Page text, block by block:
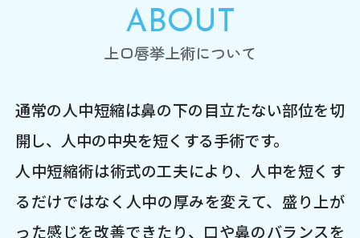
ABOUT
上口唇挙上術について
通常の人中短縮は鼻の下の目立たない部位を切
開し、人中の中央を短くする手術です。
人中短縮術は術式の工夫により、人中を短くす
るだけではなく人中の厚みを変えて、盛り上が
った感じを改善できたり、口や鼻のバランスを